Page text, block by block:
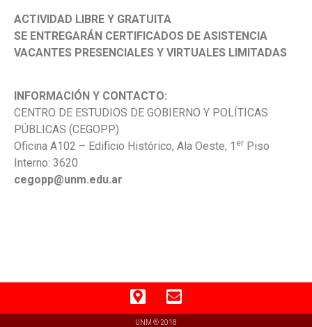
ACTIVIDAD LIBRE Y GRATUITA
SE ENTREGARÁN CERTIFICADOS DE ASISTENCIA
VACANTES PRESENCIALES Y VIRTUALES LIMITADAS
INFORMACIÓN Y CONTACTO:
CENTRO DE ESTUDIOS DE GOBIERNO Y POLÍTICAS
PÚBLICAS (CEGOPP)
Oficina A102 – Edificio Histórico, Ala Oeste, 1 er Piso
Interno: 3620
cegopp@unm.edu.ar
UNM ® 2018